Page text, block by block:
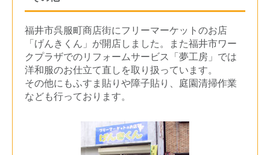
福井市呉服町商店街にフリーマーケットのお店
「げんきくん」が開店しました。また福井市ワー
クプラザでのリフォームサービス「夢工房」では
洋和服のお仕立て直しを取り扱っています。
その他にもふすま貼りや障子貼り、庭園清掃作業
なども行っております。